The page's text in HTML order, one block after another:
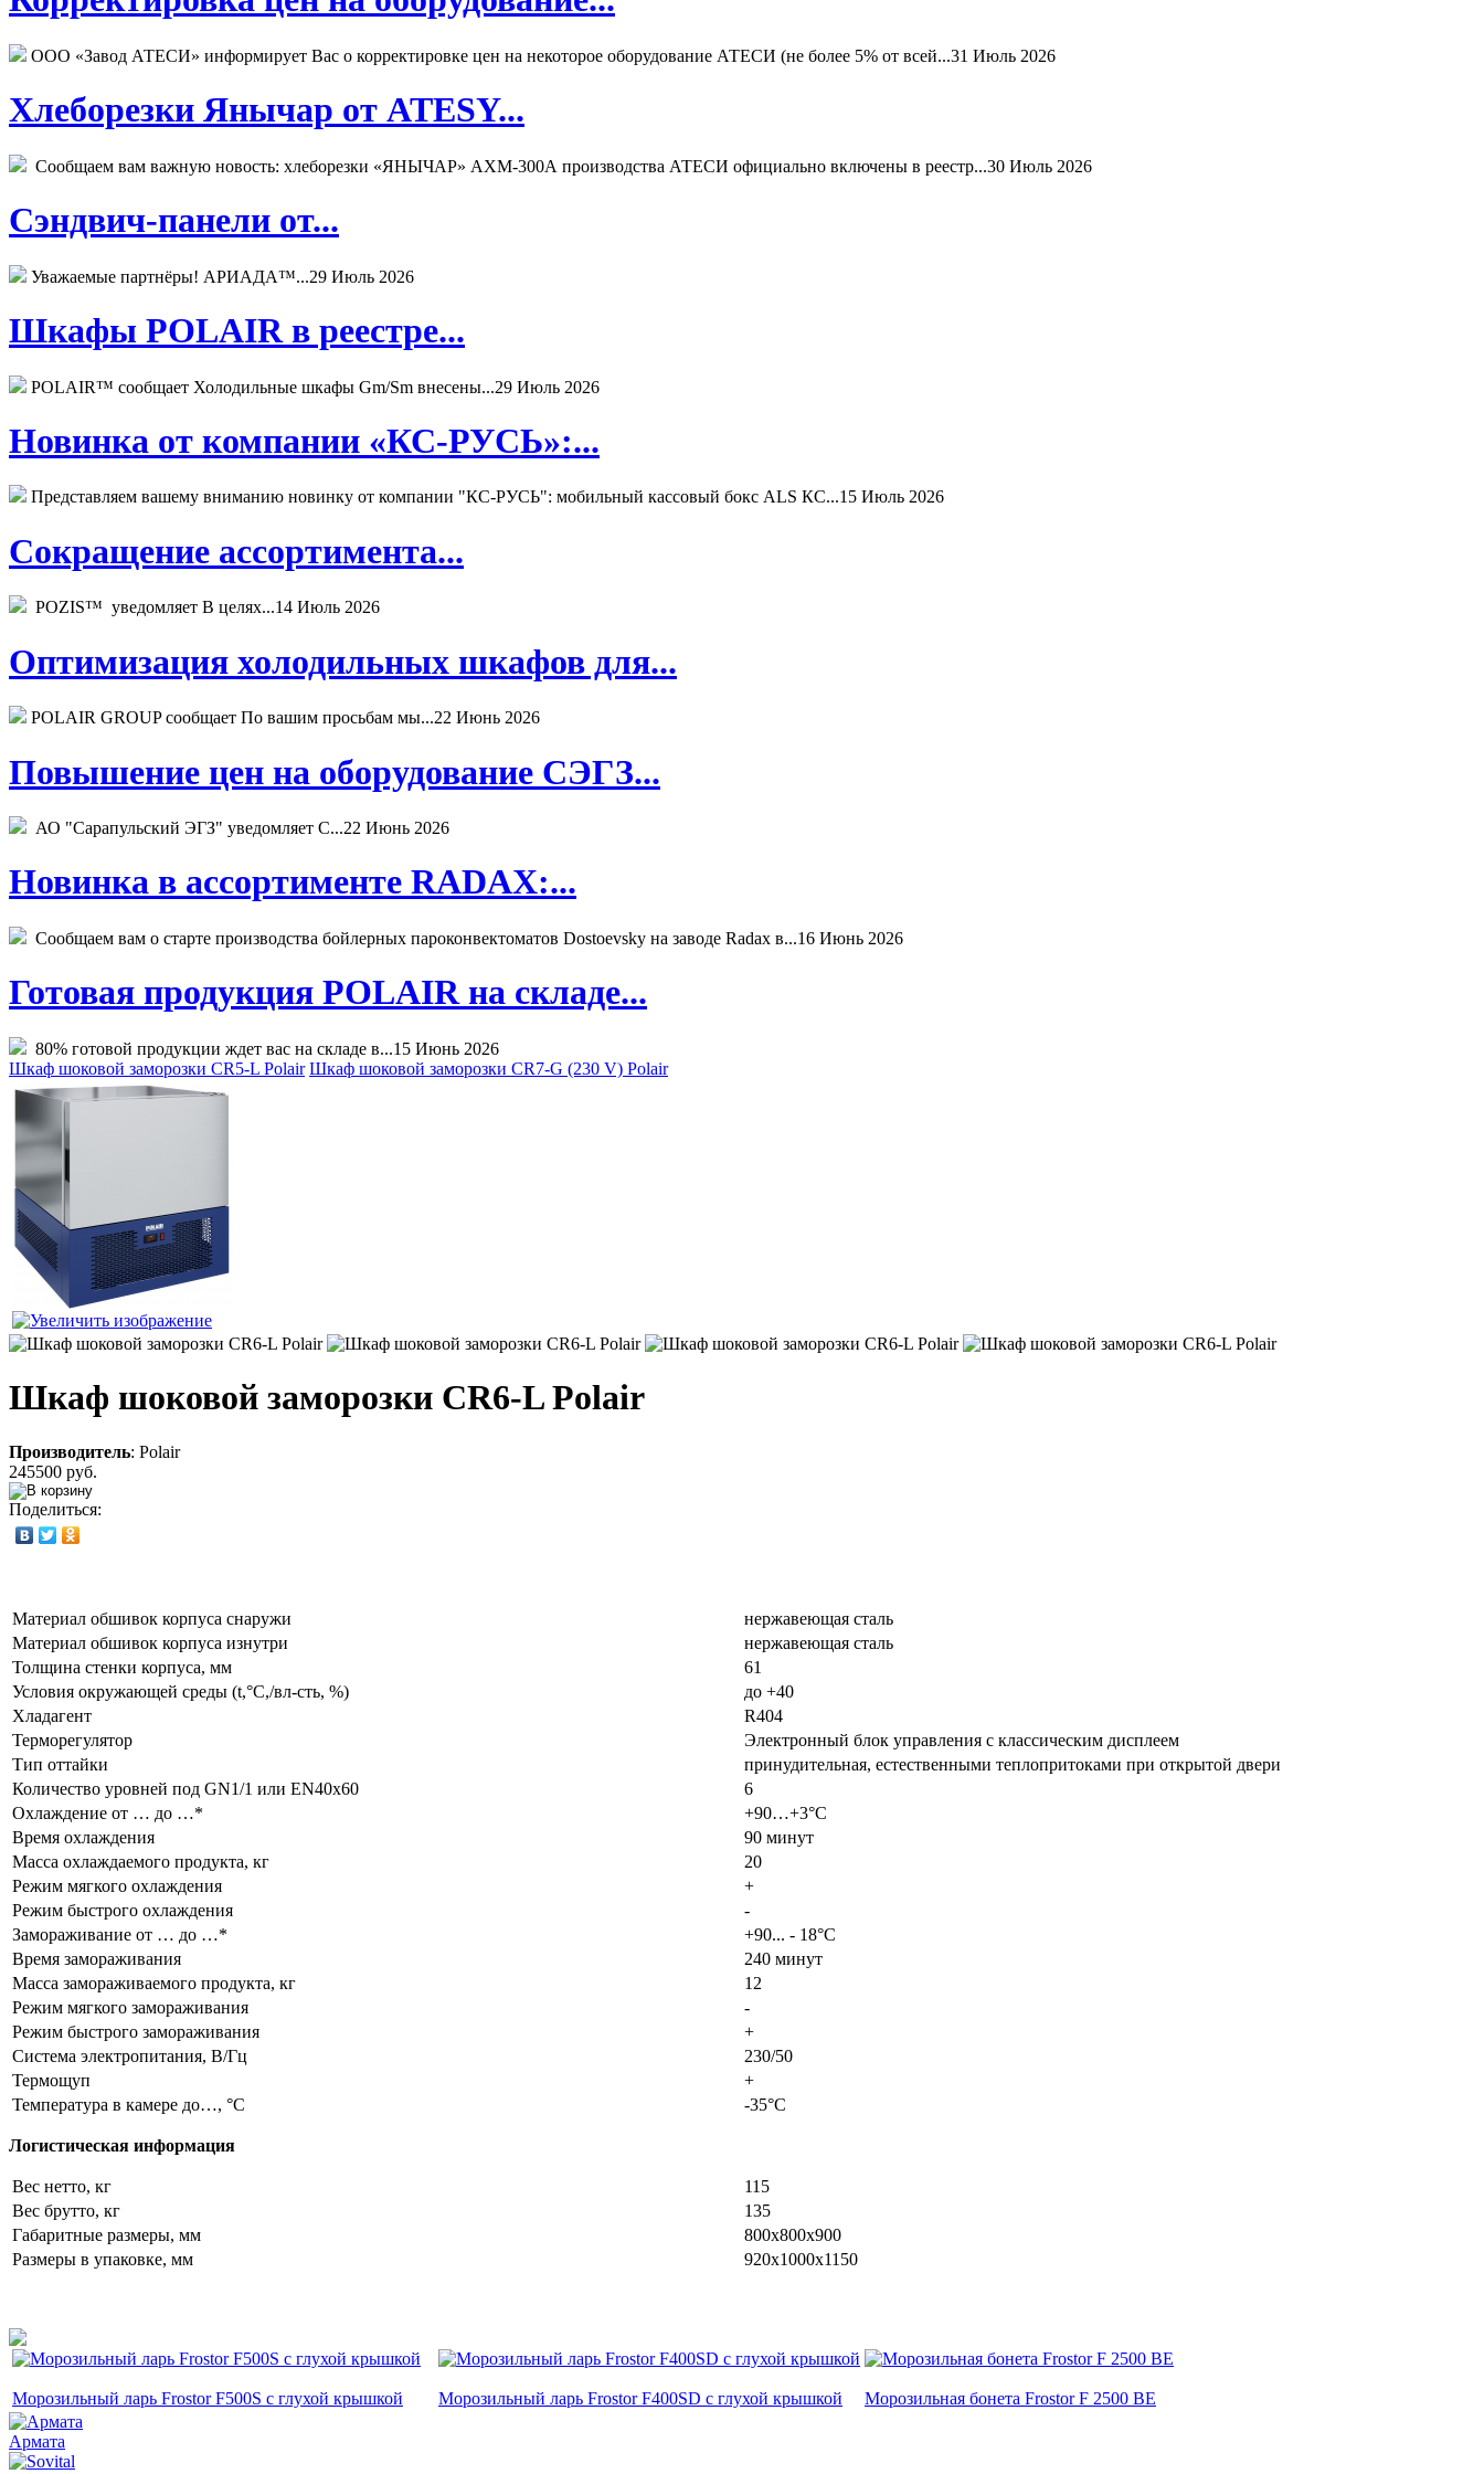
ООО «Завод АТЕСИ» информирует Вас о корректировке цен на некоторое оборудование АТЕСИ (не более 5% от всей...31 Июль 2026
Хлеборезки Янычар от ATESY...
Сообщаем вам важную новость: хлеборезки «ЯНЫЧАР» АХМ-300А производства АТЕСИ официально включены в реестр...30 Июль 2026
Сэндвич-панели от...
Уважаемые партнёры! АРИАДА™...29 Июль 2026
Шкафы POLAIR в реестре...
POLAIR™ сообщает Холодильные шкафы Gm/Sm внесены...29 Июль 2026
Новинка от компании «КС-РУСЬ»:...
Представляем вашему вниманию новинку от компании "КС-РУСЬ": мобильный кассовый бокс ALS КС...15 Июль 2026
Сокращение ассортимента...
POZIS™ уведомляет В целях...14 Июль 2026
Оптимизация холодильных шкафов для...
POLAIR GROUP сообщает По вашим просьбам мы...22 Июнь 2026
Повышение цен на оборудование СЭГЗ...
АО "Сарапульский ЭГЗ" уведомляет С...22 Июнь 2026
Новинка в ассортименте RADAX:...
Сообщаем вам о старте производства бойлерных пароконвектоматов Dostoevsky на заводе Radax в...16 Июнь 2026
Готовая продукция POLAIR на складе...
80% готовой продукции ждет вас на складе в...15 Июнь 2026
Шкаф шоковой заморозки CR5-L Polair Шкаф шоковой заморозки CR7-G (230 V) Polair
Шкаф шоковой заморозки CR6-L Polair
Производитель: Polair
245500 руб.
Поделиться:
Материал обшивок корпуса снаружи
нержавеющая сталь
Материал обшивок корпуса изнутри
нержавеющая сталь
Толщина стенки корпуса, мм
61
Условия окружающей среды (t,°C,/вл-сть, %)
до +40
Хладагент
R404
Терморегулятор
Электронный блок управления с классическим дисплеем
Тип оттайки
принудительная, естественными теплопритоками при открытой двери
Количество уровней под GN1/1 или EN40x60
6
Охлаждение от … до …*
+90…+3°C
Время охлаждения
90 минут
Масса охлаждаемого продукта, кг
20
Режим мягкого охлаждения
+
Режим быстрого охлаждения
-
Замораживание от … до …*
+90... - 18°С
Время замораживания
240 минут
Масса замораживаемого продукта, кг
12
Режим мягкого замораживания
-
Режим быстрого замораживания
+
Система электропитания, В/Гц
230/50
Термощуп
+
Температура в камере до…, °С
-35°С
Логистическая информация
Вес нетто, кг
115
Вес брутто, кг
135
Габаритные размеры, мм
800х800х900
Размеры в упаковке, мм
920х1000х1150
Морозильный ларь Frostor F500S с глухой крышкой Морозильный ларь Frostor F400SD с глухой крышкой Морозильная бонета Frostor F 2500 ВЕ
Армата